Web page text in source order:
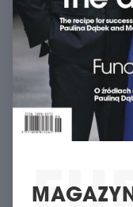
MAGAZYN